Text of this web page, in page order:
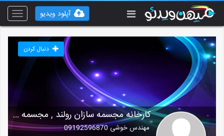
Toggle
آپلود ویدیو
کارخانه مجسمه سازان رولند , مجسمه فایبرگلاس
مهندس خوشی 09192596870
دنبال کردن